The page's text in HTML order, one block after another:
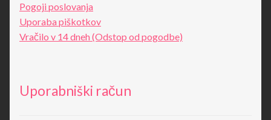
Pogoji poslovanja
Uporaba piškotkov
Vračilo v 14 dneh (Odstop od pogodbe)
Uporabniški račun